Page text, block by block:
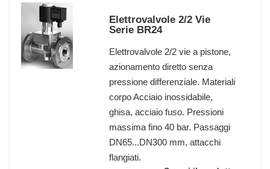
Elettrovalvole 2/2 Vie
Serie BR24
Elettrovalvole 2/2 vie a pistone,
azionamento diretto senza
pressione differenziale. Materiali
corpo Acciaio inossidabile,
ghisa, acciaio fuso. Pressioni
massima fino 40 bar. Passaggi
DN65...DN300 mm, attacchi
flangiati.